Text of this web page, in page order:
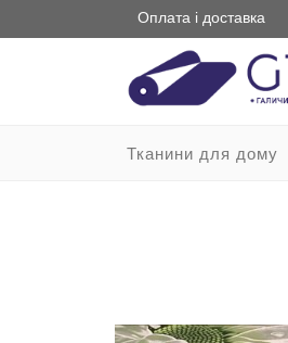
Оплата і доставка
Тканини для дому